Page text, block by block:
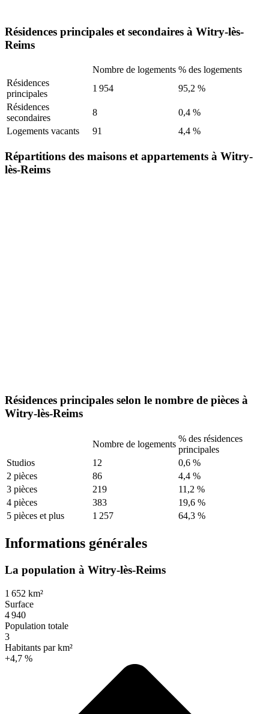
Résidences principales et secondaires à Witry-lès-
Reims
Nombre de logements % des logements
Résidences
principales
1 954
95,2 %
Résidences
secondaires
8
0,4 %
Logements vacants
91 4,4 %
Répartitions des maisons et appartements à Witry-
lès-Reims
Résidences principales selon le nombre de pièces à
Witry-lès-Reims
Nombre de logements
% des résidences
principales
Studios
12
0,6 %
2 pièces
86
4,4 %
3 pièces
219
11,2 %
4 pièces
383
19,6 %
5 pièces et plus
1 257 64,3 %
Informations générales
La population à Witry-lès-Reims
1 652 km²
Surface
4 940
Population totale
3
Habitants par km²
+4,7 %